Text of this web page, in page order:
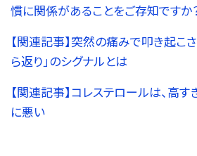
慣に関係があることをご存知ですか
【関連記事】突然の痛みで叩き起こ
ら返り」のシグナルとは
【関連記事】コレステロールは、高
に悪い